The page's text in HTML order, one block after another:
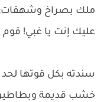
ملك بصراخ وشهقات:
عليك إنت يا غبي!
سندته بكل قوتها لحد
خشب قديمة